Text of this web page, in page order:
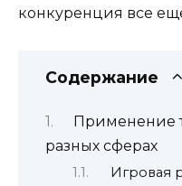
конкуренция все
Содержание
Применение
разных сферах
Игровая